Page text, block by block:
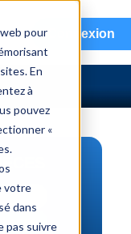
pour
En
à
pouvez
«
votre
dans
pas suivre
Connexion